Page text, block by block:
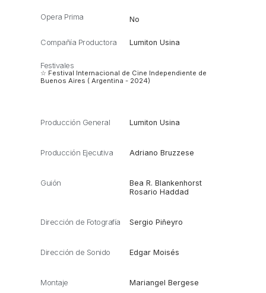
Opera Prima No
Compañía Productora Lumiton Usina
Festivales
☆ Festival Internacional de Cine Independiente de
Buenos Aires ( Argentina - 2024)
Producción General Lumiton Usina
Producción Ejecutiva Adriano Bruzzese
Guión
Bea R. Blankenhorst
Rosario Haddad
Dirección de Fotografía Sergio Piñeyro
Dirección de Sonido Edgar Moisés
Montaje Mariangel Bergese